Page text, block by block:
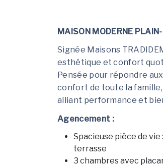
MAISON MODERNE
Signée Maisons
esthétique et confort
Pensée pour répondre
confort de toute la
alliant performance et
Agencement :
Spacieuse pièce de
terrasse
3 chambres avec